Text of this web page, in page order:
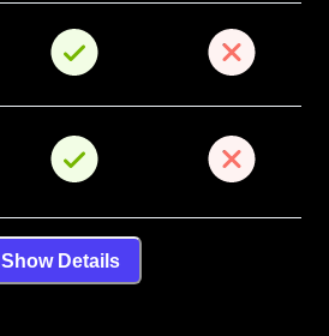
Show Details